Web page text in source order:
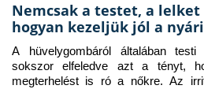
Nemcsak a testet, a lelket
hogyan kezeljük jól a
A hüvelygombáról általában testi
sokszor elfeledve azt a tényt,
megterhelést is ró a nőkre. Az